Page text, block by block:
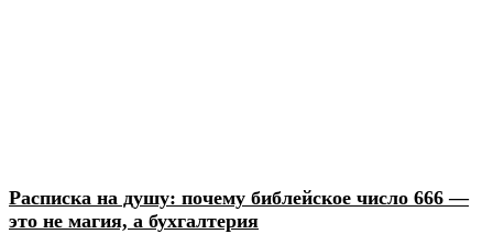
Расписка на душу: почему библейское число 666 —
это не магия, а бухгалтерия